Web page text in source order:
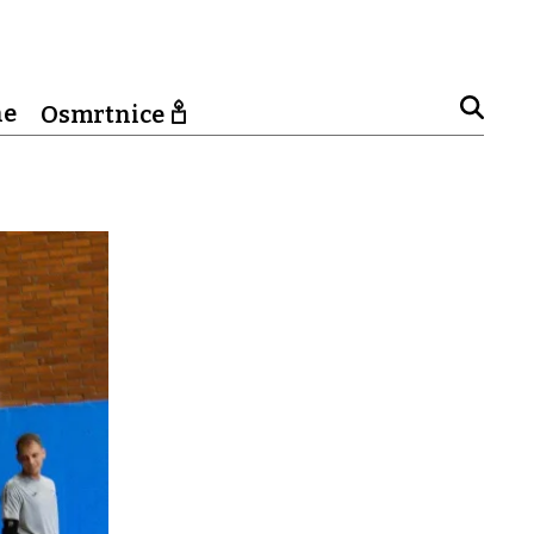
Osmrtnice